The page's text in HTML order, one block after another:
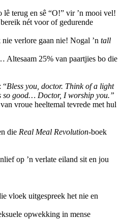
lê terug en sê “O!” vir ’n mooi vel!
nét voor of gedurende
verlore gaan nie! Nogal ’n tall
Altesaam 25% van paartjies bo die
“Bless you, doctor. Think of a light
so good… Doctor, I worship you.”
vroue heeltemal tevrede met hul
die Real Meal Revolution-boek
op ’n verlate eiland sit en jou
vloek uitgespreek het nie en
opwekking in mense